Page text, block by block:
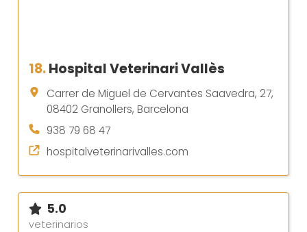
18.Hospital Veterinari Vallès
Carrer de Miguel de Cervantes Saavedra, 27,
08402 Granollers, Barcelona
938 79 68 47
hospitalveterinarivalles.com
5.0
veterinarios